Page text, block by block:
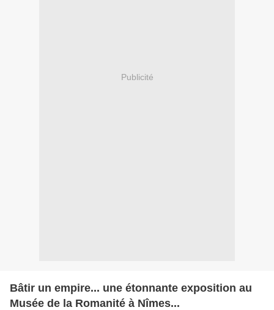
Publicité
Bâtir un empire... une étonnante exposition au
Musée de la Romanité à Nîmes...